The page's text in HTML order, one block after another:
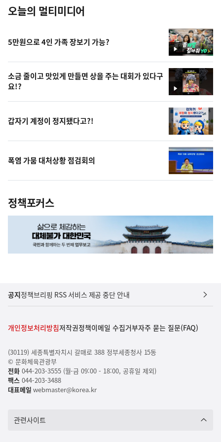
오늘의 멀티미디어
영
상
5만원으로 4인 가족 장보기 가능?
영
상
소금 줄이고 맛있게 만들면 상을 주는 대회가 있다구
요!?
갑자기 계정이 정지됐다고?!
폭염 가뭄 대처상황 점검회의
정책포커스
공지정책브리핑 RSS 서비스 제공 중단 안내
개인정보처리방침저작권정책이메일 수집거부자주 묻는 질문(FAQ)
(30119) 세종특별자치시 갈매로 388 정부세종청사 15동
© 문화체육관광부
전화044-203-3555 (월-금 09:00 - 18:00, 공휴일 제외)
팩스044-203-3488
대표메일 webmaster@korea.kr
관련사이트